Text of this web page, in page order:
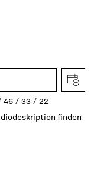
46 33
22
finden